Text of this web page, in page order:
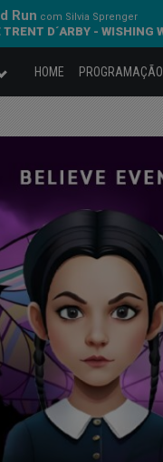
Run com Silvia Sprenger
TRENT D´ARBY - WISHING
HOME PROGRAMAÇÃO